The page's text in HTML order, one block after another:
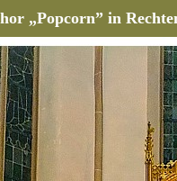
„Popcorn” in